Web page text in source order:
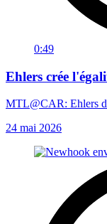
0:49
Ehlers crée
MTL@CAR: Ehlers
24 mai 2026